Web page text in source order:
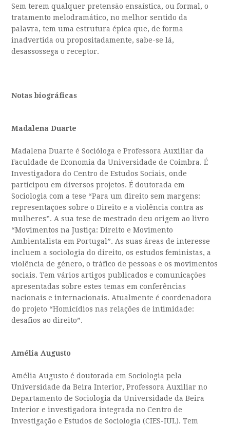
Sem terem qualquer pretensão ensaística, ou formal, o
tratamento melodramático, no melhor sentido da
palavra, tem uma estrutura épica que, de forma
inadvertida ou propositadamente, sabe-se lá,
desassossega o receptor.
Notas biográficas
Madalena Duarte
Madalena Duarte é Socióloga e Professora Auxiliar da
Faculdade de Economia da Universidade de Coimbra. É
Investigadora do Centro de Estudos Sociais, onde
participou em diversos projetos. É doutorada em
Sociologia com a tese “Para um direito sem margens:
representações sobre o Direito e a violência contra as
mulheres”. A sua tese de mestrado deu origem ao livro
“Movimentos na Justiça: Direito e Movimento
Ambientalista em Portugal”. As suas áreas de interesse
incluem a sociologia do direito, os estudos feministas, a
violência de género, o tráfico de pessoas e os movimentos
sociais. Tem vários artigos publicados e comunicações
apresentadas sobre estes temas em conferências
nacionais e internacionais. Atualmente é coordenadora
do projeto “Homicídios nas relações de intimidade:
desafios ao direito”.
Amélia Augusto
Amélia Augusto é doutorada em Sociologia pela
Universidade da Beira Interior, Professora Auxiliar no
Departamento de Sociologia da Universidade da Beira
Interior e investigadora integrada no Centro de
Investigação e Estudos de Sociologia (CIES-IUL). Tem